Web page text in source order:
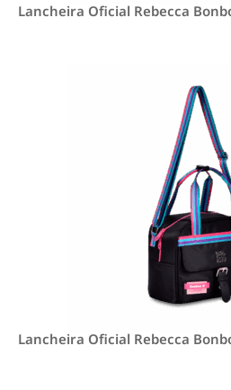
Lancheira Oficial Rebecca
Lancheira Oficial Rebecca